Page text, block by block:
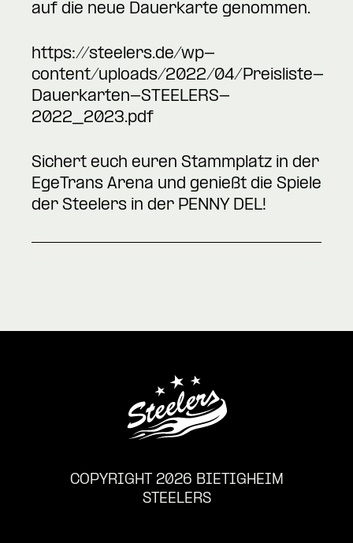
auf die neue Dauerkarte genommen.
https://steelers.de/wp-
content/uploads/2022/04/Preisliste-
Dauerkarten-STEELERS-
2022_2023.pdf
Sichert euch euren Stammplatz in der
EgeTrans Arena und genießt die Spiele
der Steelers in der PENNY DEL!
COPYRIGHT 2026 BIETIGHEIM
STEELERS